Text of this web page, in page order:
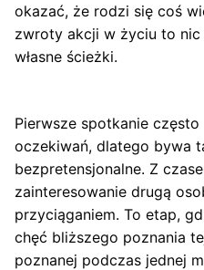
okazać, że rodzi się coś
zwroty akcji w życiu to nic
własne ścieżki.
Pierwsze spotkanie
oczekiwań, dlatego bywa
bezpretensjonalne. Z
zainteresowanie drugą
przyciąganiem. To etap,
chęć bliższego poznania
poznanej podczas jednej